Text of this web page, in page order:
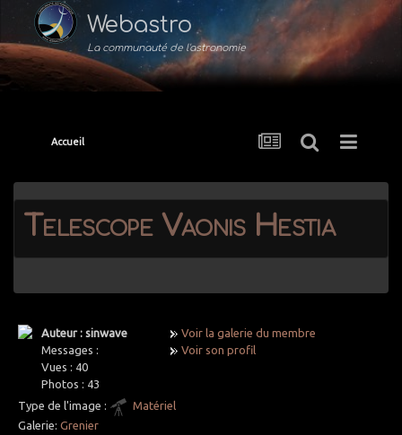
Webastro
La communauté de l'astronomie
Accueil
Telescope Vaonis Hestia
Auteur : sinwave
Messages :
Vues : 40
Photos : 43
Voir la galerie du membre
Voir son profil
Type de l'image :
Matériel
Galerie: Grenier